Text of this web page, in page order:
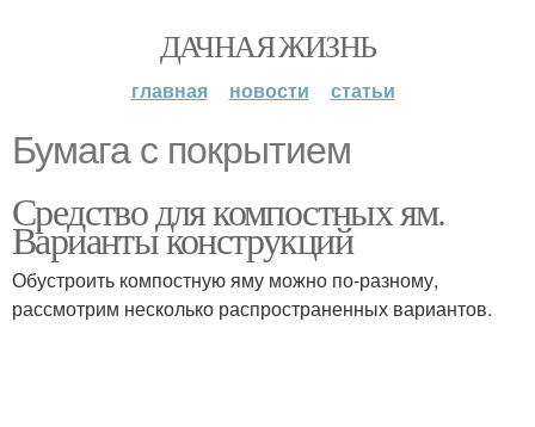
ДАЧНАЯ ЖИЗНЬ
главная новости статьи
Бумага с покрытием
Средство для компостных ям.
Варианты конструкций
Обустроить компостную яму можно по-разному,
рассмотрим несколько распространенных вариантов.